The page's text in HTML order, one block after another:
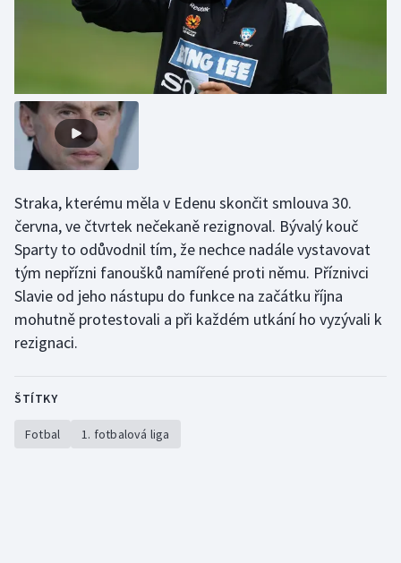
Straka, kterému měla v Edenu skončit smlouva 30.
června, ve čtvrtek nečekaně rezignoval. Bývalý kouč
Sparty to odůvodnil tím, že nechce nadále vystavovat
tým nepřízni fanoušků namířené proti němu. Příznivci
Slavie od jeho nástupu do funkce na začátku října
mohutně protestovali a při každém utkání ho vyzývali k
rezignaci.
ŠTÍTKY
Fotbal 1. fotbalová liga